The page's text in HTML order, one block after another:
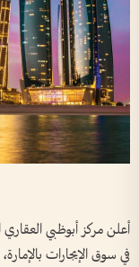
أعلن مركز أبوظبي
في سوق الإيجارات